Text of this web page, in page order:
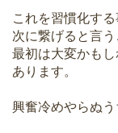
これを習慣化す
次に繋げると言う
最初は大変かも
あります。
興奮冷めやらぬう